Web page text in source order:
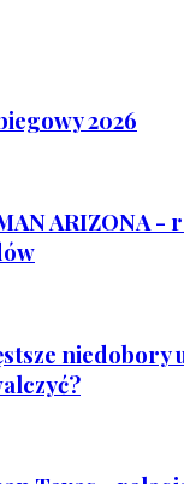
2026
ARIZONA -
niedobory